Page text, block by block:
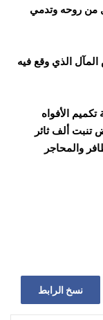
من روحه وتدمي
الذي وقع فيه
الأفواه
تنبت ألف ثائر
والمحاجر
نسخ الرابط